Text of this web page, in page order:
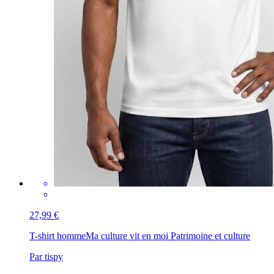
27,99 €
T-shirt hommeMa culture vit en moi Patrimoine et culture
Par tispy